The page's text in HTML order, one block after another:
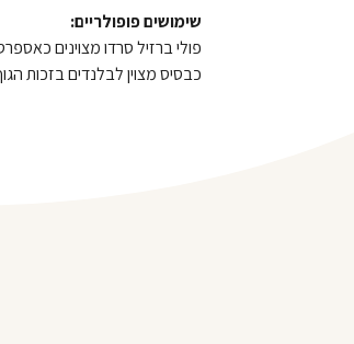
שימושים פופולריים:
פולי ברזיל סרדו מצוינים
כבסיס מצוין לבלנדים בזכות